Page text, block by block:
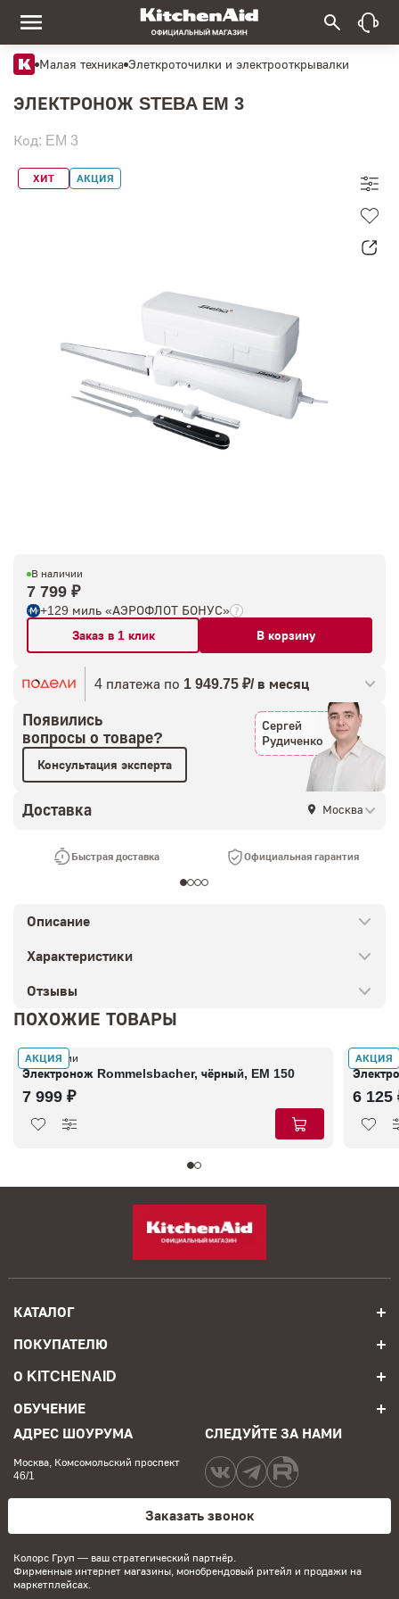
Малая техника Элеткроточилки и электрооткрывалки
ЭЛЕКТРОНОЖ STEBA EM 3
Код: EM 3
ХИТ АКЦИЯ
В наличии
7 799 ₽
+129 миль «АЭРОФЛОТ БОНУС»
Заказ в 1 клик
В корзину
4 платежа по 1 949.75 ₽/ в месяц
Появились
вопросы о товаре?
Консультация эксперта
Сергей
Рудиченко
Доставка Москва
Быстрая доставка Официальная гарантия
Описание
Характеристики
Отзывы
ПОХОЖИЕ ТОВАРЫ
АКЦИЯ
В наличии
Электронож Rommelsbacher, чёрный, EM 150
7 999 ₽
АКЦИЯ
В
6 125
КАТАЛОГ
ПОКУПАТЕЛЮ
О KITCHENAID
ОБУЧЕНИЕ
АДРЕС ШОУРУМА
Москва, Комсомольский проспект
46/1
СЛЕДУЙТЕ ЗА НАМИ
Заказать звонок
Колорс Груп — ваш стратегический партнёр.
Фирменные интернет магазины, монобрендовый ритейл и продажи на
маркетплейсах.